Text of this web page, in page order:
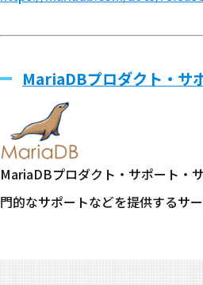
MariaDBプロダクト・サ
MariaDBプロダクト・サポート・
門的なサポートなどを提供するサ